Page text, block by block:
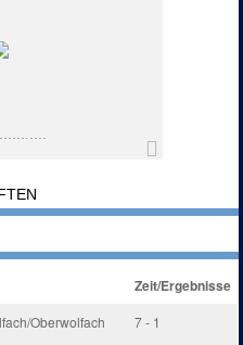
Zeit/Ergebnisse
Oberwolfach
7 - 1